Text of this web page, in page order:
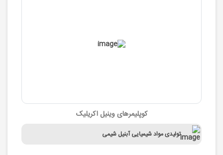
کوپلیمرهای وینیل اکریلیک
تولیدی مواد شیمیایی آبنیل شیمی